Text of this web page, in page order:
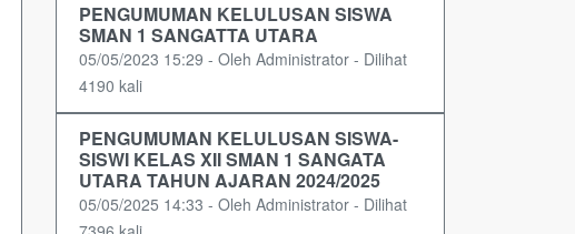
PENGUMUMAN KELULUSAN SISWA
SMAN 1 SANGATTA UTARA
05/05/2023 15:29 - Oleh Administrator - Dilihat
4190 kali
PENGUMUMAN KELULUSAN SISWA-
SISWI KELAS XII SMAN 1 SANGATA
UTARA TAHUN AJARAN 2024/2025
05/05/2025 14:33 - Oleh Administrator - Dilihat